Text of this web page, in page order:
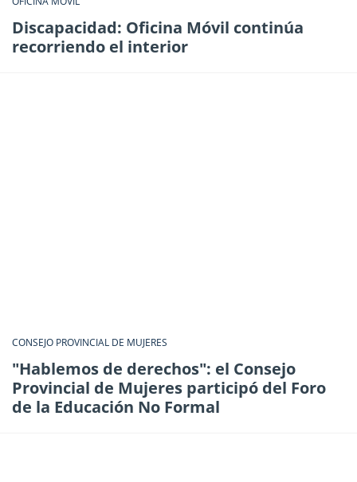
Discapacidad: Oficina Móvil continúa
recorriendo el interior
CONSEJO PROVINCIAL DE MUJERES
"Hablemos de derechos": el Consejo
Provincial de Mujeres participó del Foro
de la Educación No Formal